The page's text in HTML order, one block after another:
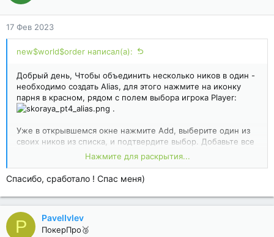
17 Фев 2023
new$world$order написал(а):
Добрый день, Чтобы объединить несколько ников в один -
необходимо создать Alias, для этого нажмите на иконку
парня в красном, рядом с полем выбора игрока Player:
.
Уже в открывшемся окне нажмите Add, выберите один из
своих ников из списка, и подтвердите выбор. Добавьте все
ники, которые вы хотите объединить в один. В
дальнейшем, если в поле Player выбран алиас, рядом с
полем выбора игрока будет отображаться значок:
Нажмите для раскрытия...
Спасибо, сработало ! Спас меня)
P PavelIvlev
ПокерПро🥉